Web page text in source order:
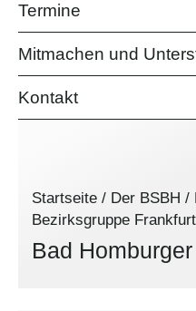
Termine
Mitmachen und
Kontakt
Startseite / Der BSBH /
Bezirksgruppe Frankfurt
Bad